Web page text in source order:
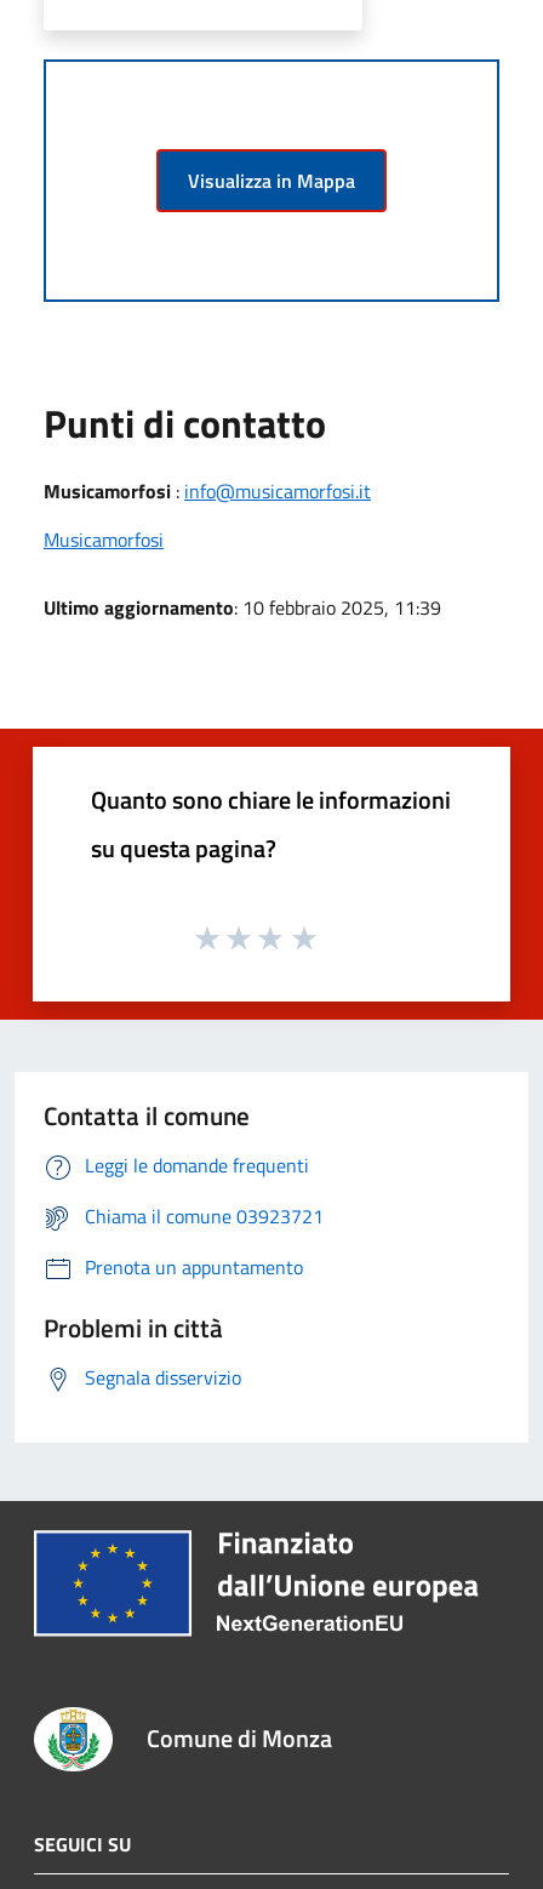
Visualizza in Mappa
Punti di contatto
Musicamorfosi : info@musicamorfosi.it
Musicamorfosi
Ultimo aggiornamento: 10 febbraio 2025, 11:39
Quanto sono chiare le informazioni
su questa pagina?
Contatta il comune
Leggi le domande frequenti
Chiama il comune 03923721
Prenota un appuntamento
Problemi in città
Segnala disservizio
Comune di Monza
SEGUICI SU